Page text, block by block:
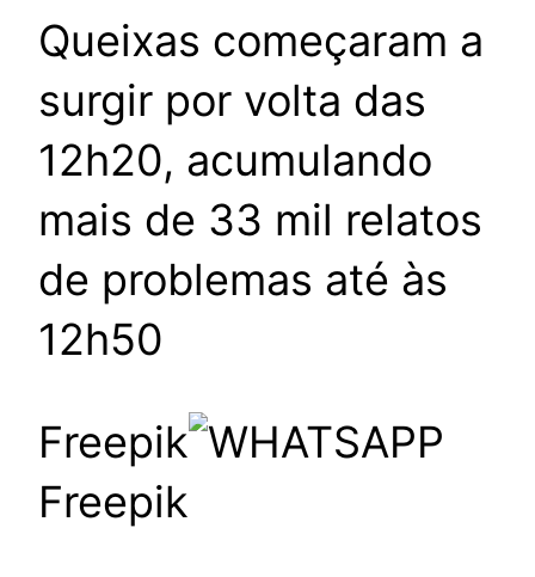
Queixas começaram a
surgir por volta das
12h20, acumulando
mais de 33 mil relatos
de problemas até às
12h50
Freepik
Freepik